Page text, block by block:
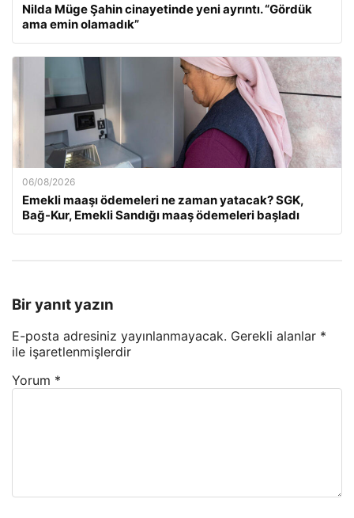
Nilda Müge Şahin cinayetinde yeni ayrıntı. “Gördük
ama emin olamadık”
06/08/2026
Emekli maaşı ödemeleri ne zaman yatacak? SGK,
Bağ-Kur, Emekli Sandığı maaş ödemeleri başladı
Bir yanıt yazın
E-posta adresiniz yayınlanmayacak. Gerekli alanlar *
ile işaretlenmişlerdir
Yorum *